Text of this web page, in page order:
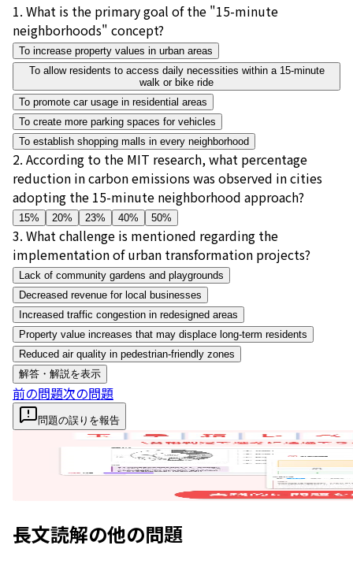
1. What is the primary goal of the "15-minute
neighborhoods" concept?
To increase property values in urban areas
To allow residents to access daily necessities within a 15-minute
walk or bike ride
To promote car usage in residential areas
To create more parking spaces for vehicles
To establish shopping malls in every neighborhood
2. According to the MIT research, what percentage
reduction in carbon emissions was observed in cities
adopting the 15-minute neighborhood approach?
15% 20% 23% 40% 50%
3. What challenge is mentioned regarding the
implementation of urban transformation projects?
Lack of community gardens and playgrounds
Decreased revenue for local businesses
Increased traffic congestion in redesigned areas
Property value increases that may displace long-term residents
Reduced air quality in pedestrian-friendly zones
解答・解説を表示
前の問題次の問題
問題の誤りを報告
長文読解の他の問題